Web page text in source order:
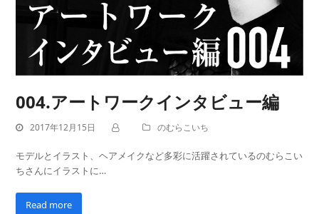
004.アートワークインタビュー編
2017年12月15日 のむらこいち
モデルとイラスト、ヘアメイクなど多彩に活躍されているのむらこい
ちさんにイラストに…
Read more